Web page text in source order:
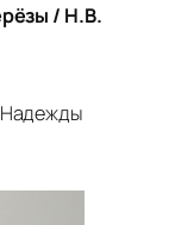
/ Н.В.
Надежды